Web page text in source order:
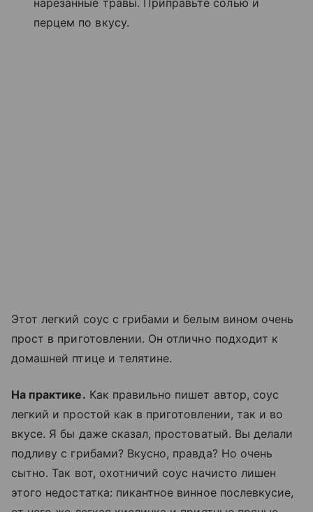
перцем по вкусу.
Этот легкий соус с грибами и белым вином очень
прост в приготовлении. Он отлично подходит к
домашней птице и телятине.
На практике. Как правильно пишет автор, соус
легкий и простой как в приготовлении, так и во
вкусе. Я бы даже сказал, простоватый. Вы делали
подливу с грибами? Вкусно, правда? Но очень
сытно. Так вот, охотничий соус начисто лишен
этого недостатка: пикантное винное послевкусие,